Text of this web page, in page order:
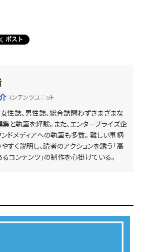
コンテンツユニット
性誌、男性誌、総合誌問わずさまざまな
と執筆を経験。また、エンタープライズ企
ドメディアへの執筆も多数。 難しい事柄
すく説明し、読者のアクションを誘う「高
コンテンツ」の制作を心掛けている。